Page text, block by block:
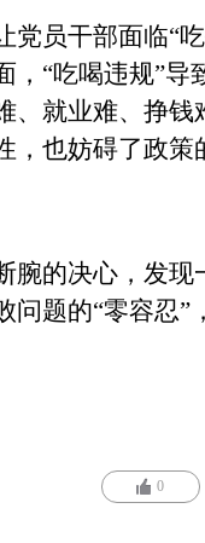
党员干部面临“
“吃喝违规”导
、就业难、挣
也妨碍了政策
腕的决心，发
问题的“零容忍”
0